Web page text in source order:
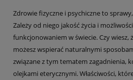
Zdrowie fizyczne i psychiczne to
Zależy od niego jakość życia i
funkcjonowaniem w świecie. Czy wiesz,
możesz wspierać naturalnymi
związane z tym tematem zagadnienia,
olejkami eterycznymi. Właściwości,